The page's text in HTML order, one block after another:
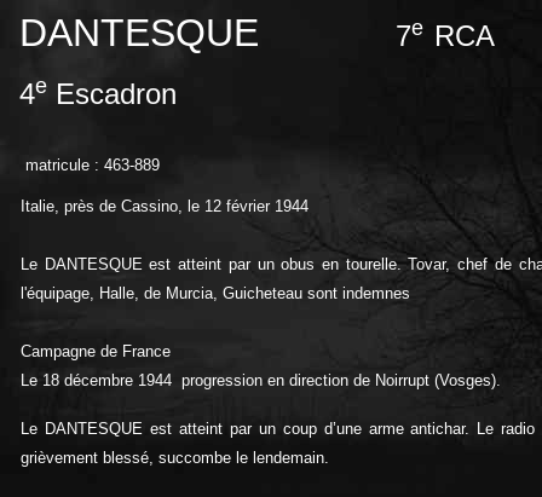
DANTESQUE 7eRCA
4e Escadron
matricule : 463-889
Italie, près de Cassino, le 12 février 1944
Le DANTESQUE est atteint par un obus en tourelle. Tovar, chef de
l'équipage, Halle, de Murcia, Guicheteau sont indemnes
Campagne de France
Le 18 décembre 1944 progression en direction de Noirrupt (Vosges).
Le DANTESQUE est atteint par un coup d’une arme antichar. Le
grièvement blessé, succombe le lendemain.